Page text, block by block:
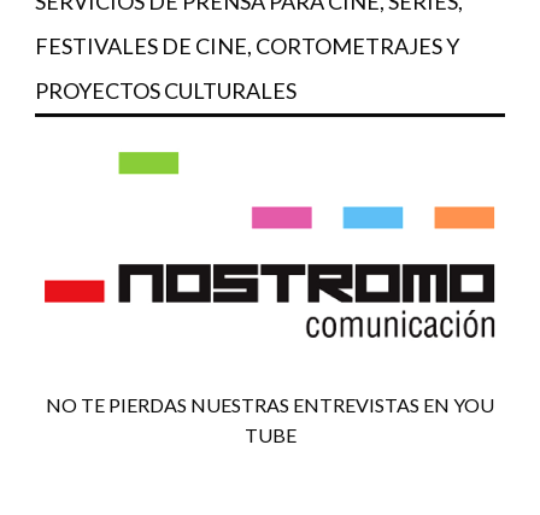
FESTIVALES DE CINE, CORTOMETRAJES Y
PROYECTOS CULTURALES
NO TE PIERDAS NUESTRAS ENTREVISTAS EN YOU
TUBE